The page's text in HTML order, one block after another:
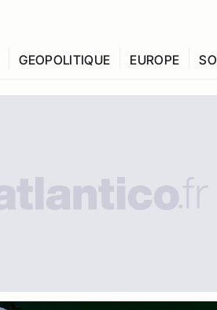
GEOPOLITIQUE EUROPE